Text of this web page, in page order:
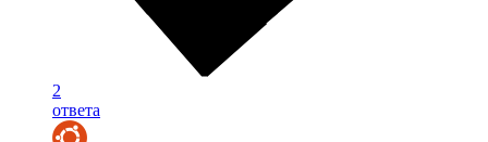
2
ответа